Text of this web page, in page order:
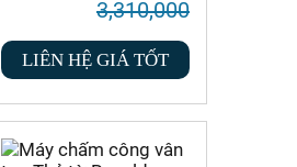
3,310,000
LIÊN HỆ GIÁ TỐT